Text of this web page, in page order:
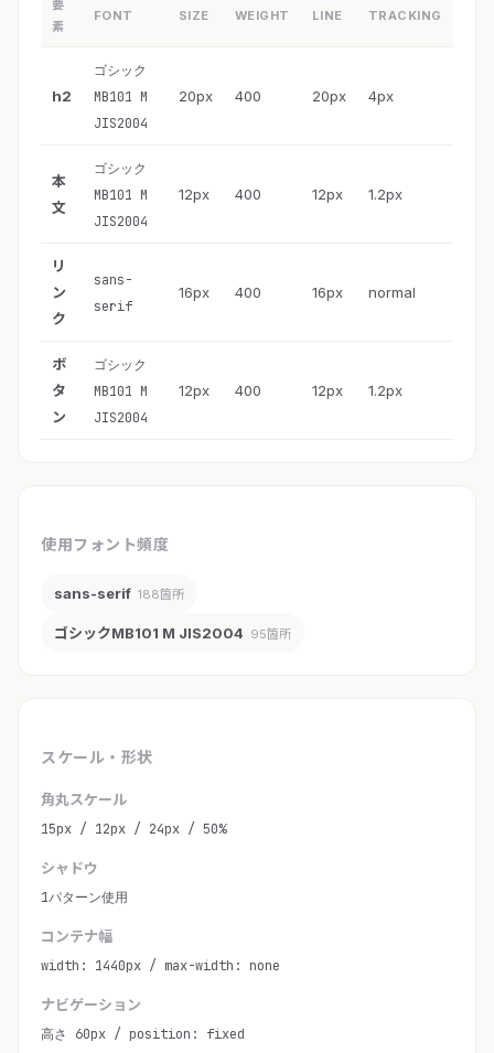
要
素
FONT SIZE WEIGHT LINE TRACKING
h2
ゴシック
MB101 M
JIS2004
20px 400 20px 4px
本
文
ゴシック
MB101 M
JIS2004
12px 400 12px 1.2px
リ
ン
ク
sans-
serif
16px 400 16px normal
ボ
タ
ン
ゴシック
MB101 M
JIS2004
12px 400 12px 1.2px
使用フォント頻度
sans-serif 188箇所
ゴシックMB101 M JIS2004 95箇所
スケール・形状
角丸スケール
15px / 12px / 24px / 50%
シャドウ
1パターン使用
コンテナ幅
width: 1440px / max-width: none
ナビゲーション
高さ 60px / position: fixed